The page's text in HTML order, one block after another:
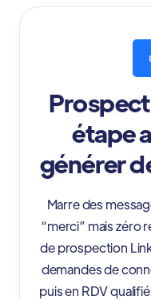
étape
générer
Marre des
“merci” mais zéro
de prospection
demandes de
puis en RDV